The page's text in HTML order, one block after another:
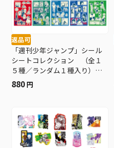
返品可
「週刊少年ジャンプ」シール
シートコレクション （全１
５種／ランダム１種入り）
ＢＦ３
880 円